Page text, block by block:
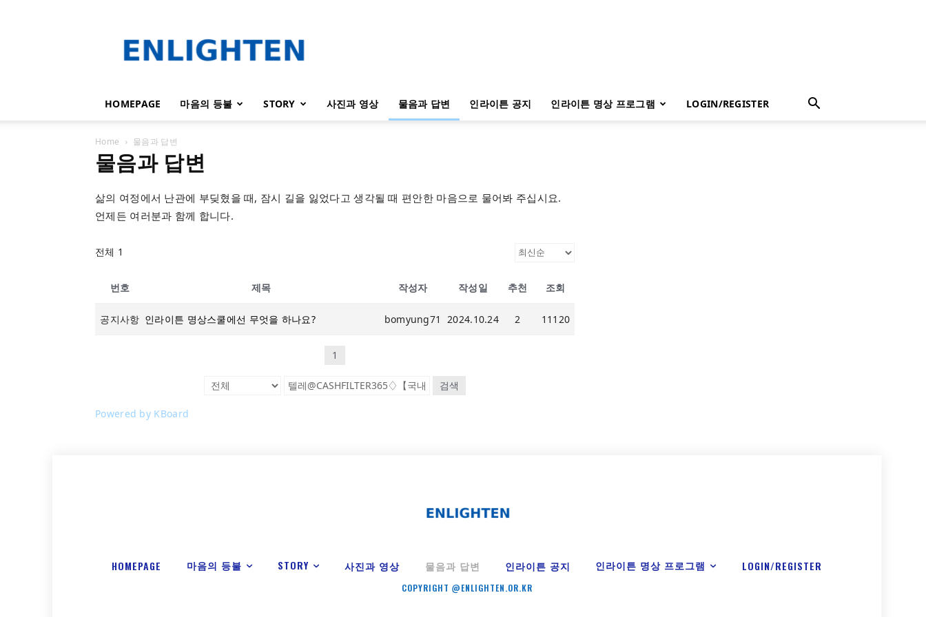
라
이
HOMEPAGE 마음의 등불 STORY 사진과 영상 물음과 답변 인라이튼 공지 인라이튼 명상 프로그램 LOGIN/REGISTER
Home 물음과 답변
물음과 답변
삶의 여정에서 난관에 부딪혔을 때, 잠시 길을 잃었다고 생각될 때 편안한 마음으로 물어봐 주십시요.
언제든 여러분과 함께 합니다.
전체 1
번호 제목 작성자 작성일 추천 조회
공지사항 인라이튼 명상스쿨에선 무엇을 하나요? bomyung71 2024.10.24 2 11120
1
검색
Powered by KBoard
HOMEPAGE 마음의 등불 STORY 사진과 영상 물음과 답변 인라이튼 공지 인라이튼 명상 프로그램 LOGIN/REGISTER
COPYRIGHT @ENLIGHTEN.OR.KR